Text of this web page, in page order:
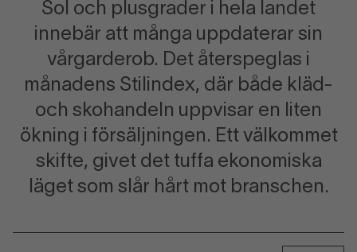
Sol och plusgrader i hela landet
innebär att många uppdaterar sin
vårgarderob. Det återspeglas i
månadens Stilindex, där både kläd-
och skohandeln uppvisar en liten
ökning i försäljningen. Ett välkommet
skifte, givet det tuffa ekonomiska
läget som slår hårt mot branschen.